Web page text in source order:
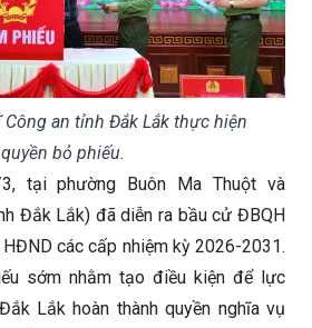
Công an tỉnh Đắk Lắk thực hiện
quyền bỏ phiếu.
tại phường Buôn Ma Thuột và
Đắk Lắk) đã diễn ra bầu cử ĐBQH
các cấp nhiệm kỳ 2026-2031.
sớm nhằm tạo điều kiện để lực
Lắk hoàn thành quyền nghĩa vụ